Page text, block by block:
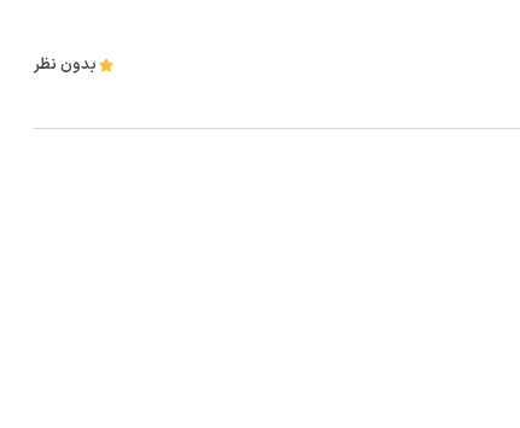
مشاهده همه تصاویر(11
)
بدون نظر